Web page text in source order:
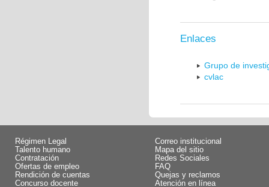
Enlaces
Grupo de
cvlac
Régimen Legal
Talento humano
Contratación
Ofertas de empleo
Rendición de cuentas
Concurso docente
Correo institucional
Mapa del sitio
Redes Sociales
FAQ
Quejas y reclamos
Atención en línea